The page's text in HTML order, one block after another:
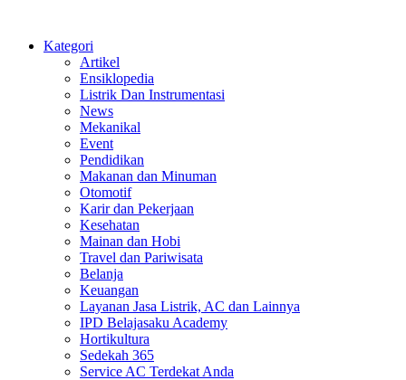
Kategori
Artikel
Ensiklopedia
Listrik Dan Instrumentasi
News
Mekanikal
Event
Pendidikan
Makanan dan Minuman
Otomotif
Karir dan Pekerjaan
Kesehatan
Mainan dan Hobi
Travel dan Pariwisata
Belanja
Keuangan
Layanan Jasa Listrik, AC dan Lainnya
IPD Belajasaku Academy
Hortikultura
Sedekah 365
Service AC Terdekat Anda